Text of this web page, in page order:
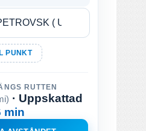
PUNKT
RUTTEN
· Uppskattad
min